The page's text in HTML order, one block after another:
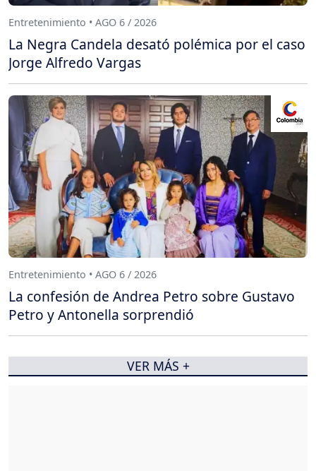
Entretenimiento • AGO 6 / 2026
La Negra Candela desató polémica por el caso
Jorge Alfredo Vargas
Entretenimiento • AGO 6 / 2026
La confesión de Andrea Petro sobre Gustavo
Petro y Antonella sorprendió
VER MÁS +